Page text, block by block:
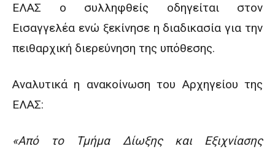
ΕΛΑΣ ο συλληφθείς οδηγείται στον
Εισαγγελέα ενώ ξεκίνησε η διαδικασία για την
πειθαρχική διερεύνηση της υπόθεσης.
Αναλυτικά η ανακοίνωση του Αρχηγείου της
ΕΛΑΣ:
«Από το Τμήμα Δίωξης και Εξιχνίασης